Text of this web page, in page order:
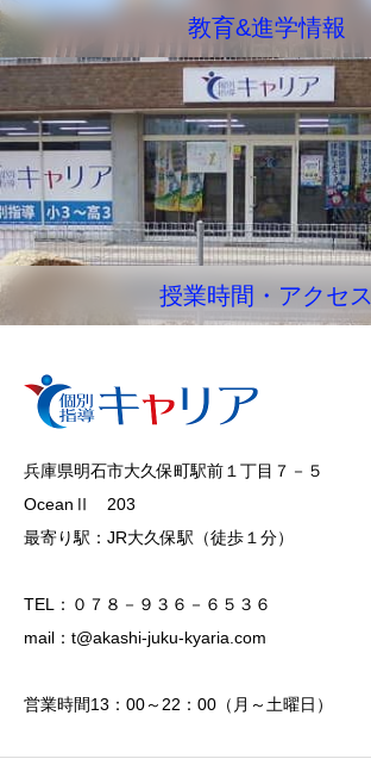
教育&進学情報
授業時間・アクセス
兵庫県明石市大久保町駅前１丁目７－５
OceanⅡ 203
最寄り駅：JR大久保駅（徒歩１分）
TEL：０７８－９３６－６５３６
mail：t@akashi-juku-kyaria.com
営業時間13：00～22：00（月～土曜日）